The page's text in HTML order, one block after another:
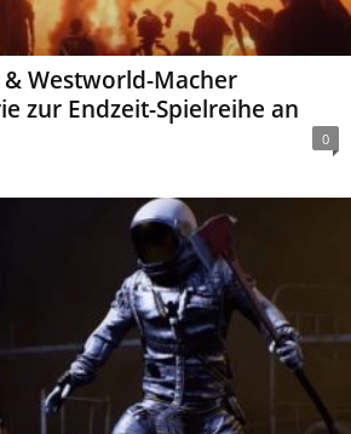
Westworld-Macher
zur Endzeit-Spielreihe an
0